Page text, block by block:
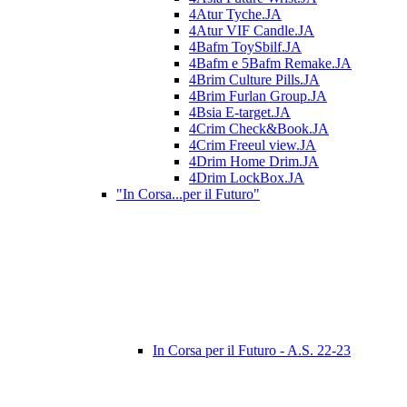
4Atur Tyche.JA
4Atur VIF Candle.JA
4Bafm ToySbilf.JA
4Bafm e 5Bafm Remake.JA
4Brim Culture Pills.JA
4Brim Furlan Group.JA
4Bsia E-target.JA
4Crim Check&Book.JA
4Crim Freeul view.JA
4Drim Home Drim.JA
4Drim LockBox.JA
"In Corsa...per il Futuro"
In Corsa per il Futuro - A.S. 22-23